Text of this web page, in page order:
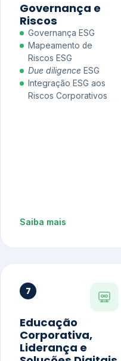
Governança e
Riscos
Governança ESG
Mapeamento de
Riscos ESG
Due diligence ESG
Integração ESG aos
Riscos Corporativos
Saiba mais
7
Educação
Corporativa,
Liderança e